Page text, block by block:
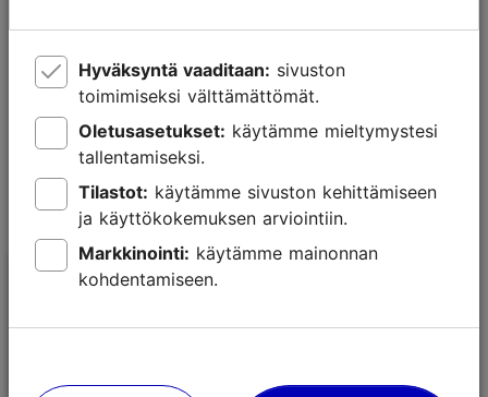
Olutravintola Põhjala Tap
Hyväksyntä vaaditaan:
toimimiseksi välttämättömät.
Oletusasetukset:
tallentamiseksi.
Tilastot:
ja käyttökokemuksen arviointiin.
Markkinointi:
kohdentamiseen.